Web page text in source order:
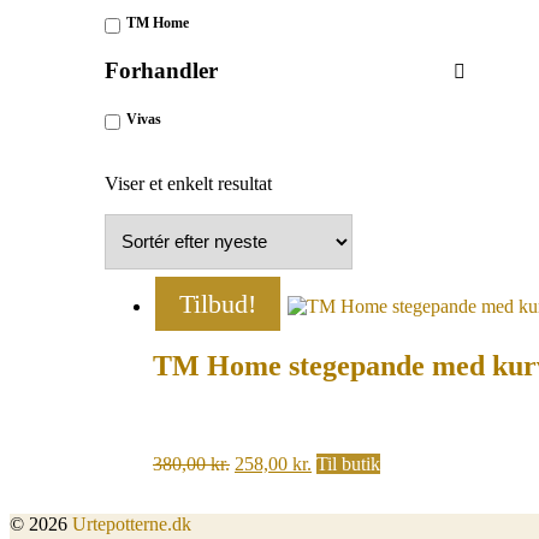
TM Home
Forhandler
Vivas
Viser et enkelt resultat
Tilbud!
TM Home stegepande med
380,00kr. Original
258,00 kr. Current
Til butik
© 2026 Urtepotterne.dk